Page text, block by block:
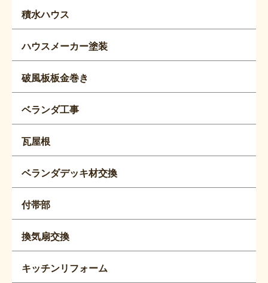
積水ハウス
ハウスメーカー塗装
破風板板金巻き
ベランダ工事
瓦屋根
ベランダデッキ材交換
付帯部
換気扇交換
キッチンリフォーム